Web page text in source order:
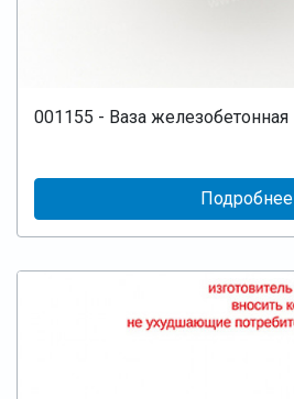
001155 - Ваза железобетонная
Подробнее